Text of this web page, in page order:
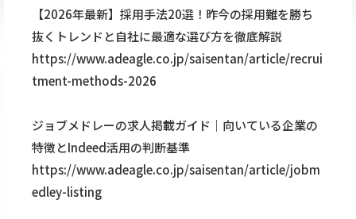
【2026年最新】採用手法20選！昨今の採用難を勝ち
抜くトレンドと自社に最適な選び方を徹底解説
https://www.adeagle.co.jp/saisentan/article/recrui
tment-methods-2026
ジョブメドレーの求人掲載ガイド｜向いている企業の
特徴とIndeed活用の判断基準
https://www.adeagle.co.jp/saisentan/article/jobm
edley-listing